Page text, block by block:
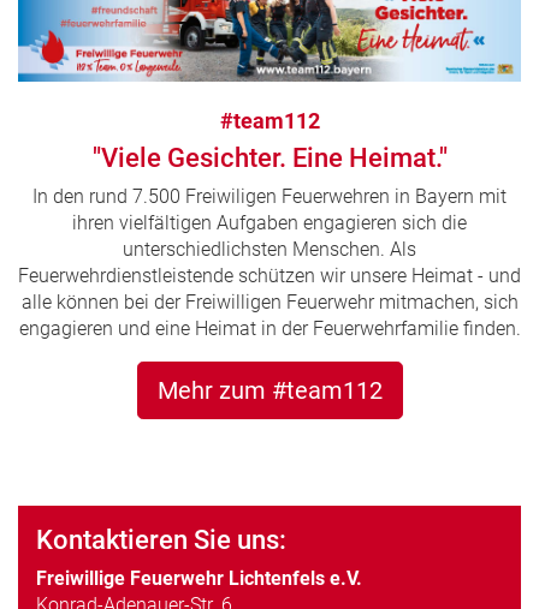
#team112
"Viele Gesichter. Eine Heimat."
In den rund 7.500 Freiwiligen Feuerwehren in Bayern mit
ihren vielfältigen Aufgaben engagieren sich die
unterschiedlichsten Menschen. Als
Feuerwehrdienstleistende schützen wir unsere Heimat - und
alle können bei der Freiwilligen Feuerwehr mitmachen, sich
engagieren und eine Heimat in der Feuerwehrfamilie finden.
Mehr zum #team112
Kontaktieren Sie uns:
Freiwillige Feuerwehr Lichtenfels e.V.